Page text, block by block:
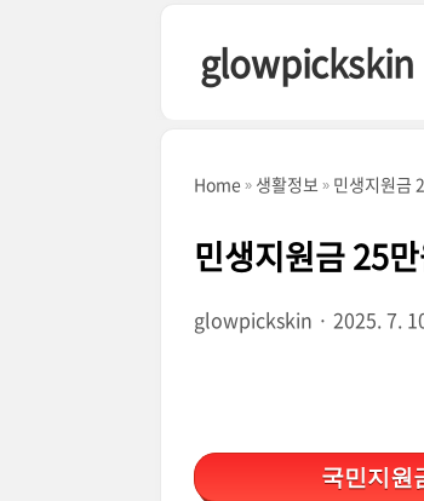
glowpickskin
Home 생활정보 민생지원금
민생지원금 25
glowpickskin 2025. 7.
국민지원